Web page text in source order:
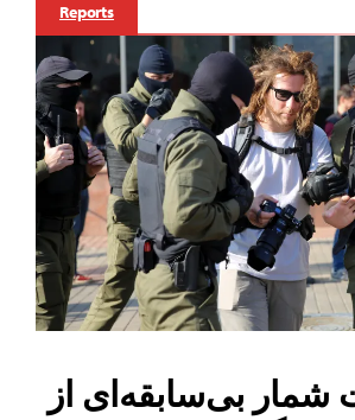
Reports
شمار بی‌سابقه‌ای از